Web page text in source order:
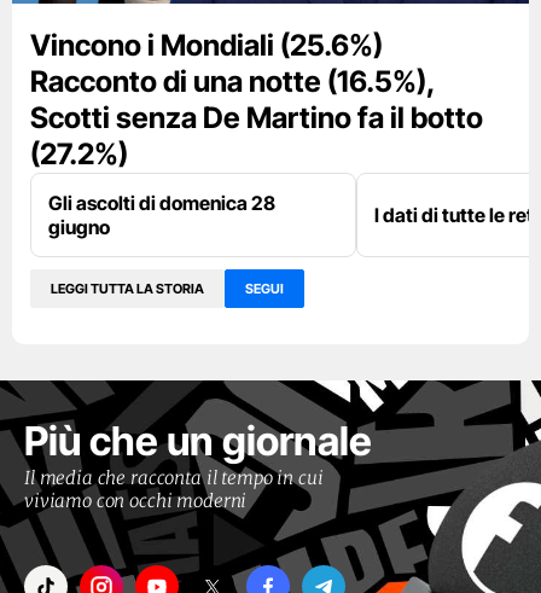
Vincono i Mondiali (25.6%)
Racconto di una notte (16.5%),
Scotti senza De Martino fa il botto
(27.2%)
Gli ascolti di domenica 28
giugno
I dati di tutte le
LEGGI TUTTA LA STORIA SEGUI
Più che un giornale
Il media che racconta il tempo in cui
viviamo con occhi moderni